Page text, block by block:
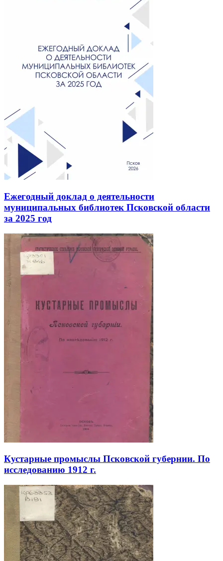
Ежегодный доклад о деятельности
муниципальных библиотек Псковской области
за 2025 год
Кустарные промыслы Псковской губернии. По
исследованию 1912 г.